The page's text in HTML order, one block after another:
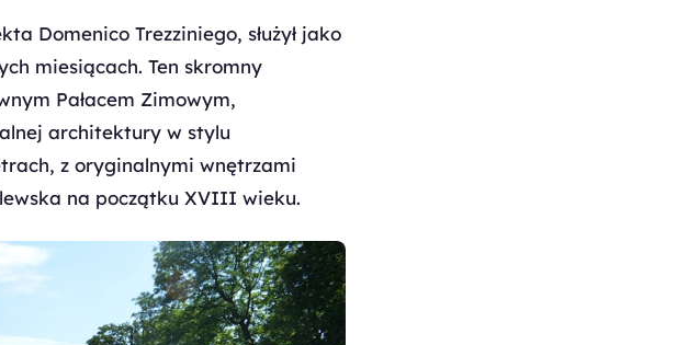
Domenico Trezziniego, służył jako
miesiącach. Ten skromny
Pałacem Zimowym,
architektury w stylu
z oryginalnymi wnętrzami
na początku XVIII wieku.